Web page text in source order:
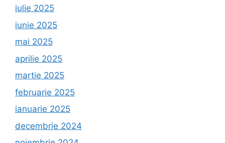
iulie 2025
iunie 2025
mai 2025
aprilie 2025
martie 2025
februarie 2025
ianuarie 2025
decembrie 2024